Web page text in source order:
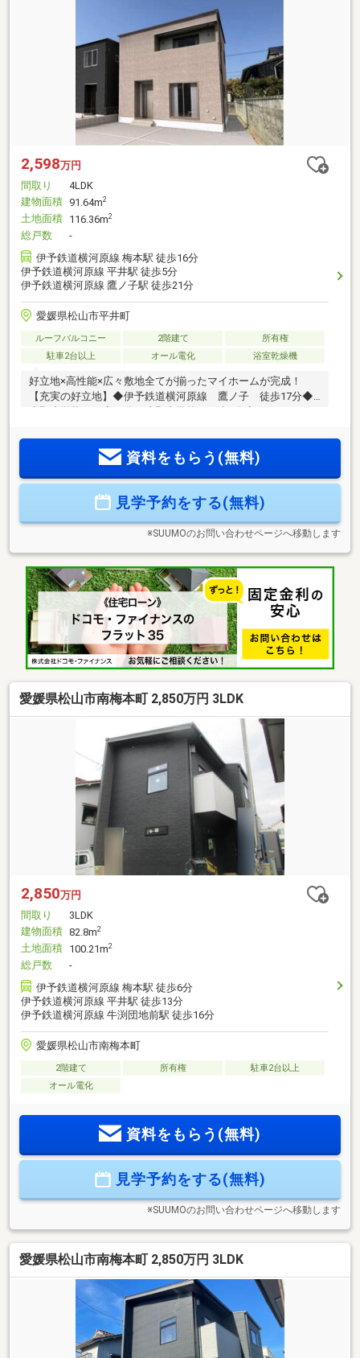
2,598万円
間取り
4LDK
建物面積 91.64m2
土地面積 116.36m2
総戸数
-
伊予鉄道横河原線 梅本駅 徒歩16分
伊予鉄道横河原線 平井駅 徒歩5分
伊予鉄道横河原線 鷹ノ子駅 徒歩21分
愛媛県松山市平井町
ルーフバルコニー 2階建て
所有権
駐車2台以上
オール電化 浴室乾燥機
好立地×高性能×広々敷地全てが揃ったマイホームが完成！
【充実の好立地】◆伊予鉄道横河原線 鷹ノ子 徒歩17分◆
小野小学校まで歩11分、小野中学校まで歩8分◆スーパー、ド
マイホーム】◆ZEH水準住宅◆住宅性能評価取得物件！◆省
エネ適合住宅！ロ―ン減税取得可◆車3台以上駐車可◆収納豊
以上、浴室暖房◆トイレ2ヶ所、温水洗浄便座◆食器洗浄乾燥
機付き◆シューズインクローゼット◆ウォークインクローゼ
資料をもらう(無料)
見学予約をする(無料)
※SUUMOのお問い合わせページへ移動します
愛媛県松山市南梅本町 2,850万円 3LDK
2,850万円
間取り
3LDK
建物面積 82.8m2
土地面積 100.21m2
総戸数
-
伊予鉄道横河原線 梅本駅 徒歩6分
伊予鉄道横河原線 平井駅 徒歩13分
伊予鉄道横河原線 牛渕団地前駅 徒歩16分
愛媛県松山市南梅本町
2階建て 所有権
駐車2台以上
オール電化
資料をもらう(無料)
見学予約をする(無料)
※SUUMOのお問い合わせページへ移動します
愛媛県松山市南梅本町 2,850万円 3LDK